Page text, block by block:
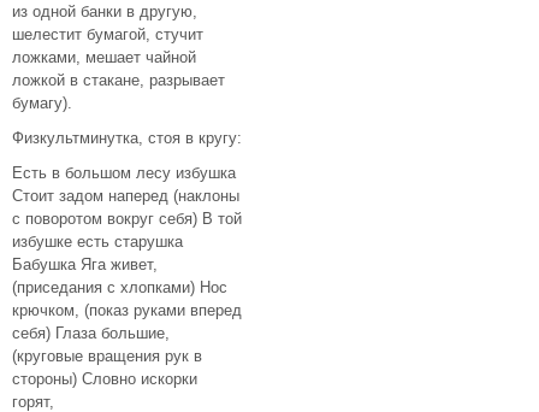
из одной банки в другую,
шелестит бумагой, стучит
ложками, мешает чайной
ложкой в стакане, разрывает
бумагу).
Физкультминутка, стоя в кругу:
Есть в большом лесу избушка
Стоит задом наперед (наклоны
с поворотом вокруг себя) В той
избушке есть старушка
Бабушка Яга живет,
(приседания с хлопками) Нос
крючком, (показ руками вперед
себя) Глаза большие,
(круговые вращения рук в
стороны) Словно искорки
горят,